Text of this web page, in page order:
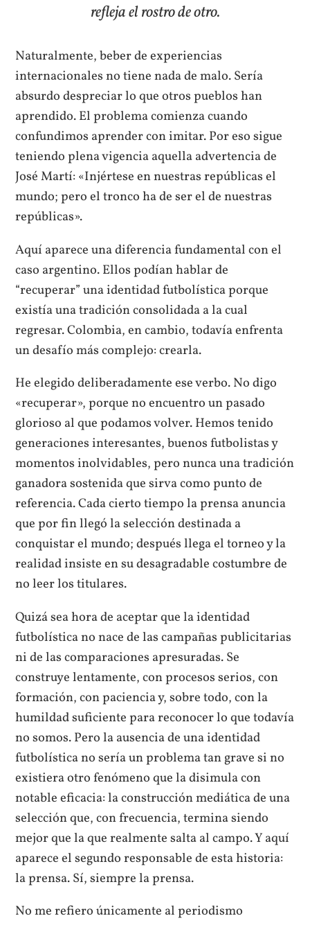
refleja el rostro de otro.
Naturalmente, beber de experiencias
internacionales no tiene nada de malo. Sería
absurdo despreciar lo que otros pueblos han
aprendido. El problema comienza cuando
confundimos aprender con imitar. Por eso sigue
teniendo plena vigencia aquella advertencia de
José Martí: «Injértese en nuestras repúblicas el
mundo; pero el tronco ha de ser el de nuestras
repúblicas».
Aquí aparece una diferencia fundamental con el
caso argentino. Ellos podían hablar de
“recuperar” una identidad futbolística porque
existía una tradición consolidada a la cual
regresar. Colombia, en cambio, todavía enfrenta
un desafío más complejo: crearla.
He elegido deliberadamente ese verbo. No digo
«recuperar», porque no encuentro un pasado
glorioso al que podamos volver. Hemos tenido
generaciones interesantes, buenos futbolistas y
momentos inolvidables, pero nunca una tradición
ganadora sostenida que sirva como punto de
referencia. Cada cierto tiempo la prensa anuncia
que por fin llegó la selección destinada a
conquistar el mundo; después llega el torneo y la
realidad insiste en su desagradable costumbre de
no leer los titulares.
Quizá sea hora de aceptar que la identidad
futbolística no nace de las campañas publicitarias
ni de las comparaciones apresuradas. Se
construye lentamente, con procesos serios, con
formación, con paciencia y, sobre todo, con la
humildad suficiente para reconocer lo que todavía
no somos. Pero la ausencia de una identidad
futbolística no sería un problema tan grave si no
existiera otro fenómeno que la disimula con
notable eficacia: la construcción mediática de una
selección que, con frecuencia, termina siendo
mejor que la que realmente salta al campo. Y aquí
aparece el segundo responsable de esta historia:
la prensa. Sí, siempre la prensa.
No me refiero únicamente al periodismo